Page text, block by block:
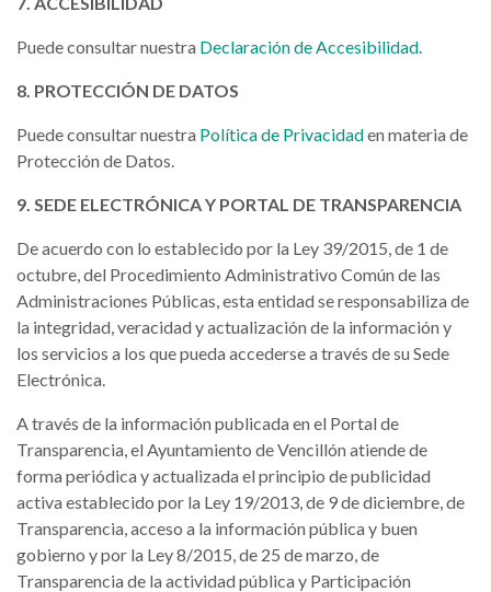
Puede consultar nuestra Declaración de Accesibilidad.
8. PROTECCIÓN DE DATOS
Puede consultar nuestra Política de Privacidaden materia de
Protección de Datos.
9. SEDE ELECTRÓNICA Y PORTAL DE TRANSPARENCIA
De acuerdo con lo establecido por la Ley 39/2015, de 1 de
octubre, del Procedimiento Administrativo Común de las
Administraciones Públicas, esta entidad se responsabiliza de
la integridad, veracidad y actualización de la información y
los servicios a los que pueda accederse a través de su Sede
Electrónica.
A través de la información publicada en el Portal de
Transparencia, el Ayuntamiento de Vencillón atiende de
forma periódica y actualizada el principio de publicidad
activa establecido por la Ley 19/2013, de 9 de diciembre, de
Transparencia, acceso a la información pública y buen
gobierno y por la Ley 8/2015, de 25 de marzo, de
Transparencia de la actividad pública y Participación